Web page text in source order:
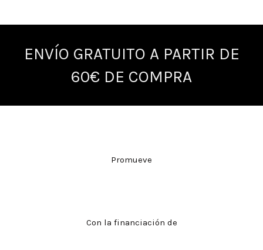
ENVÍO GRATUITO A PARTIR DE
60€ DE COMPRA
Promueve
Con la financiación de